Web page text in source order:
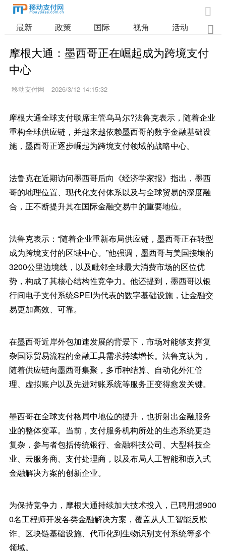

最新 政策 国际 视角 活动 业

摩根大通：墨西哥正在崛起成为跨境支付
中心
移动支付网 2026/3/12 14:15:32
摩根大通全球支付联席主管乌马尔?法鲁克表示，随着企业
重构全球供应链，并越来越依赖墨西哥的数字金融基础设
施，墨西哥正逐步崛起为跨境支付领域的战略中心。
法鲁克在近期访问墨西哥后向《经济学家报》指出，墨西
哥的地理位置、现代化支付体系以及与全球贸易的深度融
合，正不断提升其在国际金融交易中的重要地位。
法鲁克表示：“随着企业重新布局供应链，墨西哥正在转型
成为跨境支付的区域中心。”他强调，墨西哥与美国接壤的
3200公里边境线，以及毗邻全球最大消费市场的区位优
势，构成了其核心结构性竞争力。他还提到，墨西哥以银
行间电子支付系统SPEI为代表的数字基础设施，让金融交
易更加高效、可靠。
在墨西哥近岸外包加速发展的背景下，市场对能够支撑复
杂国际贸易流程的金融工具需求持续增长。法鲁克认为，
随着供应链向墨西哥集聚，多币种结算、自动化外汇管
理、虚拟账户以及先进对账系统等服务正变得愈发关键。
墨西哥在全球支付格局中地位的提升，也折射出金融服务
业的整体变革。当前，支付服务机构所处的生态系统更趋
复杂，参与者包括传统银行、金融科技公司、大型科技企
业、云服务商、支付处理商，以及布局人工智能和嵌入式
金融解决方案的创新企业。
为保持竞争力，摩根大通持续加大技术投入，已聘用超900
0名工程师开发各类金融解决方案，覆盖从人工智能反欺
诈、区块链基础设施、代币化到生物识别支付系统等多个
领域。